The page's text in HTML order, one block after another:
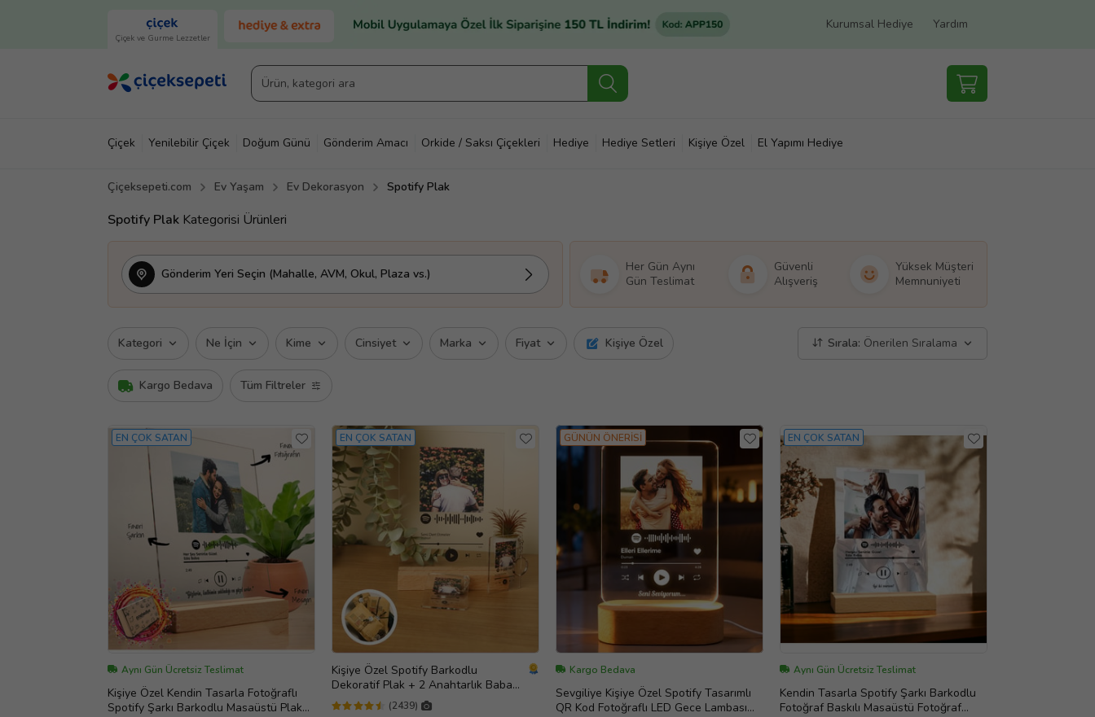
Çiçek ve Gurme Lezzetler
Kurumsal Hediye Yardım
Çiçek Yenilebilir Çiçek Doğum Günü Gönderim Amacı Orkide / Saksı Çiçekleri Hediye Hediye Setleri Kişiye Özel El Yapımı Hediye
Çiçeksepeti.com Ev Yaşam Ev Dekorasyon Spotify Plak
Spotify Plak Kategorisi Ürünleri
Gönderim Yeri Seçin (Mahalle, AVM, Okul, Plaza vs.)
Her Gün Aynı
Gün Teslimat
Güvenli
Alışveriş
Yüksek Müşteri
Memnuniyeti
Kategori Ne İçin Kime Cinsiyet Marka Fiyat Kişiye Özel
Kargo Bedava Tüm Filtreler
Sırala: Önerilen Sıralama
EN ÇOK SATAN
Aynı Gün Ücretsiz Teslimat
Kişiye Özel Kendin Tasarla Fotoğraflı
Spotify Şarkı Barkodlu Masaüstü Plak
EN ÇOK SATAN
Kişiye Özel Spotify Barkodlu
Dekoratif Plak + 2 Anahtarlık Babaya
Anneye Sevgiliye Arkadaşa Hediye
(2439)
GÜNÜN ÖNERİSİ
Kargo Bedava
Sevgiliye Kişiye Özel Spotify Tasarımlı
QR Kod Fotoğraflı LED Gece Lambası
EN ÇOK SATAN
Aynı Gün Ücretsiz Teslimat
Kendin Tasarla Spotify Şarkı Barkodlu
Fotoğraf Baskılı Masaüstü Fotoğraf